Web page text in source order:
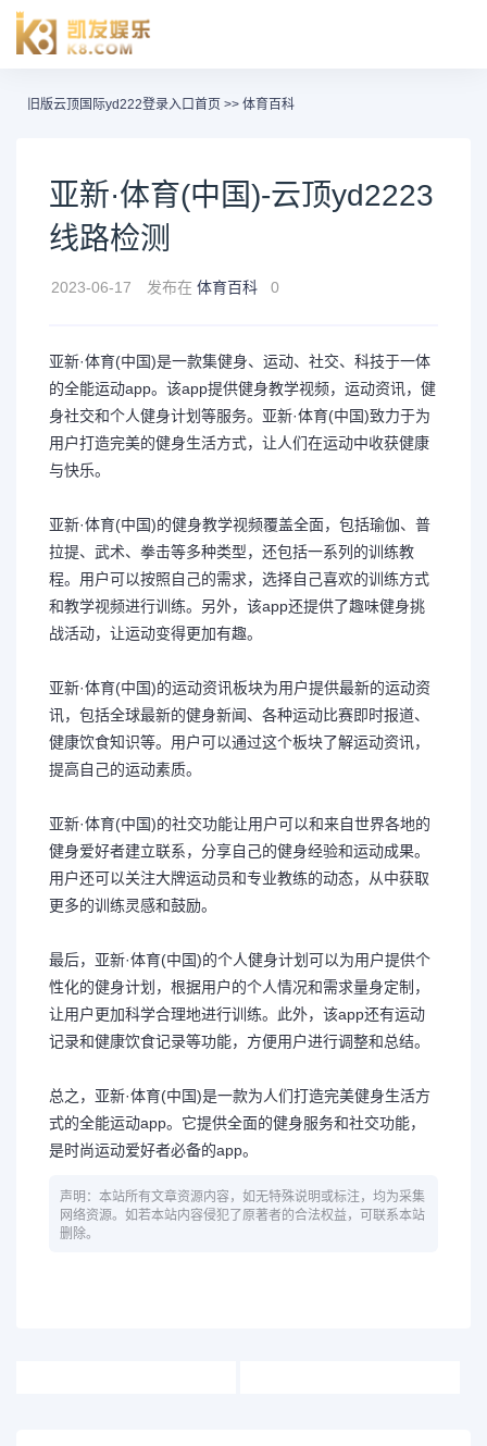
旧版云顶国际yd222登录入口首页 >> 体育百科
亚新·体育(中国)-云顶yd2223
线路检测
2023-06-17 发布在 体育百科 0
亚新·体育(中国)是一款集健身、运动、社交、科技于一体
的全能运动app。该app提供健身教学视频，运动资讯，健
身社交和个人健身计划等服务。亚新·体育(中国)致力于为
用户打造完美的健身生活方式，让人们在运动中收获健康
与快乐。
亚新·体育(中国)的健身教学视频覆盖全面，包括瑜伽、普
拉提、武术、拳击等多种类型，还包括一系列的训练教
程。用户可以按照自己的需求，选择自己喜欢的训练方式
和教学视频进行训练。另外，该app还提供了趣味健身挑
战活动，让运动变得更加有趣。
亚新·体育(中国)的运动资讯板块为用户提供最新的运动资
讯，包括全球最新的健身新闻、各种运动比赛即时报道、
健康饮食知识等。用户可以通过这个板块了解运动资讯，
提高自己的运动素质。
亚新·体育(中国)的社交功能让用户可以和来自世界各地的
健身爱好者建立联系，分享自己的健身经验和运动成果。
用户还可以关注大牌运动员和专业教练的动态，从中获取
更多的训练灵感和鼓励。
最后，亚新·体育(中国)的个人健身计划可以为用户提供个
性化的健身计划，根据用户的个人情况和需求量身定制，
让用户更加科学合理地进行训练。此外，该app还有运动
记录和健康饮食记录等功能，方便用户进行调整和总结。
总之，亚新·体育(中国)是一款为人们打造完美健身生活方
式的全能运动app。它提供全面的健身服务和社交功能，
是时尚运动爱好者必备的app。
声明：本站所有文章资源内容，如无特殊说明或标注，均为采集
网络资源。如若本站内容侵犯了原著者的合法权益，可联系本站
删除。